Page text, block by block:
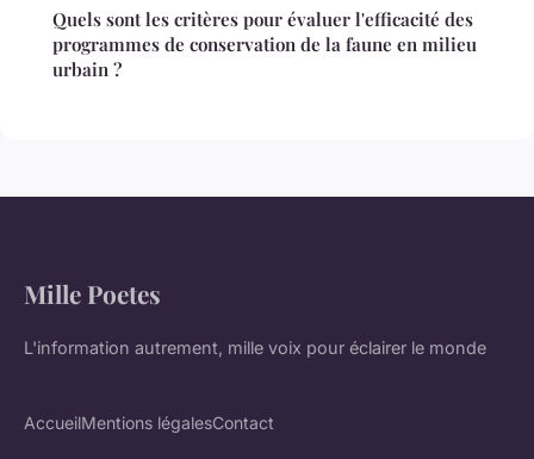
Quels sont les critères pour évaluer l'efficacité des
programmes de conservation de la faune en milieu
urbain ?
Mille Poetes
L'information autrement, mille voix pour éclairer le monde
AccueilMentions légalesContact